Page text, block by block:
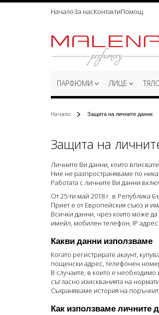
Прескачане
НачалоЗа насКонтактиПомощ
ПАРФЮМИ ЛИЦЕ
Начало Защита на личните данни
Защита на
Личните Ви данни, които
Ние не разпространяваме по
Работата с личните Ви данни
От 25-ти май 2018 г. в Република
Приет е от Европейския съюз и
Всички данни, чрез които може
имейл, мобилен телефон, IP адрес.
Какви данни използваме
Когато регистрирате акаунт,
пощенски адрес, телефонен
В случаите, в които е
съгласно изискванията на
Съхраняваме история на
Как използваме личните